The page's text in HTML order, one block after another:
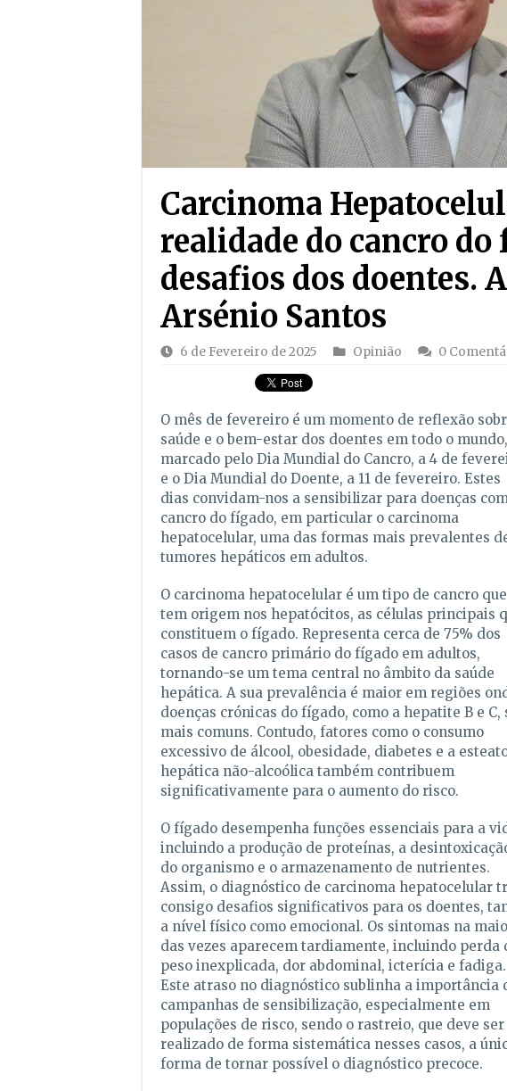
Carcinoma
realidade do cancro do
desafios dos doentes.
Arsénio Santos
6 de Fevereiro de 2025 Opinião 0
O mês de fevereiro é um momento de reflexão
saúde e o bem-estar dos doentes em todo o mundo,
marcado pelo Dia Mundial do Cancro, a 4 de
e o Dia Mundial do Doente, a 11 de fevereiro. Estes
dias convidam-nos a sensibilizar para doenças
cancro do fígado, em particular o carcinoma
hepatocelular, uma das formas mais prevalentes
tumores hepáticos em adultos.
O carcinoma hepatocelular é um tipo de cancro que
tem origem nos hepatócitos, as células principais
constituem o fígado. Representa cerca de 75% dos
casos de cancro primário do fígado em adultos,
tornando-se um tema central no âmbito da saúde
hepática. A sua prevalência é maior em regiões
doenças crónicas do fígado, como a hepatite B e C,
mais comuns. Contudo, fatores como o consumo
excessivo de álcool, obesidade, diabetes e a
hepática não-alcoólica também contribuem
significativamente para o aumento do risco.
O fígado desempenha funções essenciais para a
incluindo a produção de proteínas, a
do organismo e o armazenamento de nutrientes.
Assim, o diagnóstico de carcinoma hepatocelular
consigo desafios significativos para os doentes,
a nível físico como emocional. Os sintomas na
das vezes aparecem tardiamente, incluindo perda
peso inexplicada, dor abdominal, icterícia e fadiga.
Este atraso no diagnóstico sublinha a importância
campanhas de sensibilização, especialmente em
populações de risco, sendo o rastreio, que deve ser
realizado de forma sistemática nesses casos, a
forma de tornar possível o diagnóstico precoce.